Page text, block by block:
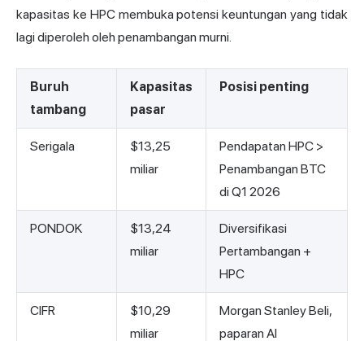
kapasitas ke HPC membuka potensi keuntungan yang tidak
lagi diperoleh oleh penambangan murni.
Buruh
tambang
Kapasitas
pasar
Posisi penting
Serigala
$13,25
miliar
Pendapatan HPC >
Penambangan BTC
di Q1 2026
PONDOK
$13,24
miliar
Diversifikasi
Pertambangan +
HPC
CIFR
$10,29
miliar
Morgan Stanley Beli,
paparan AI